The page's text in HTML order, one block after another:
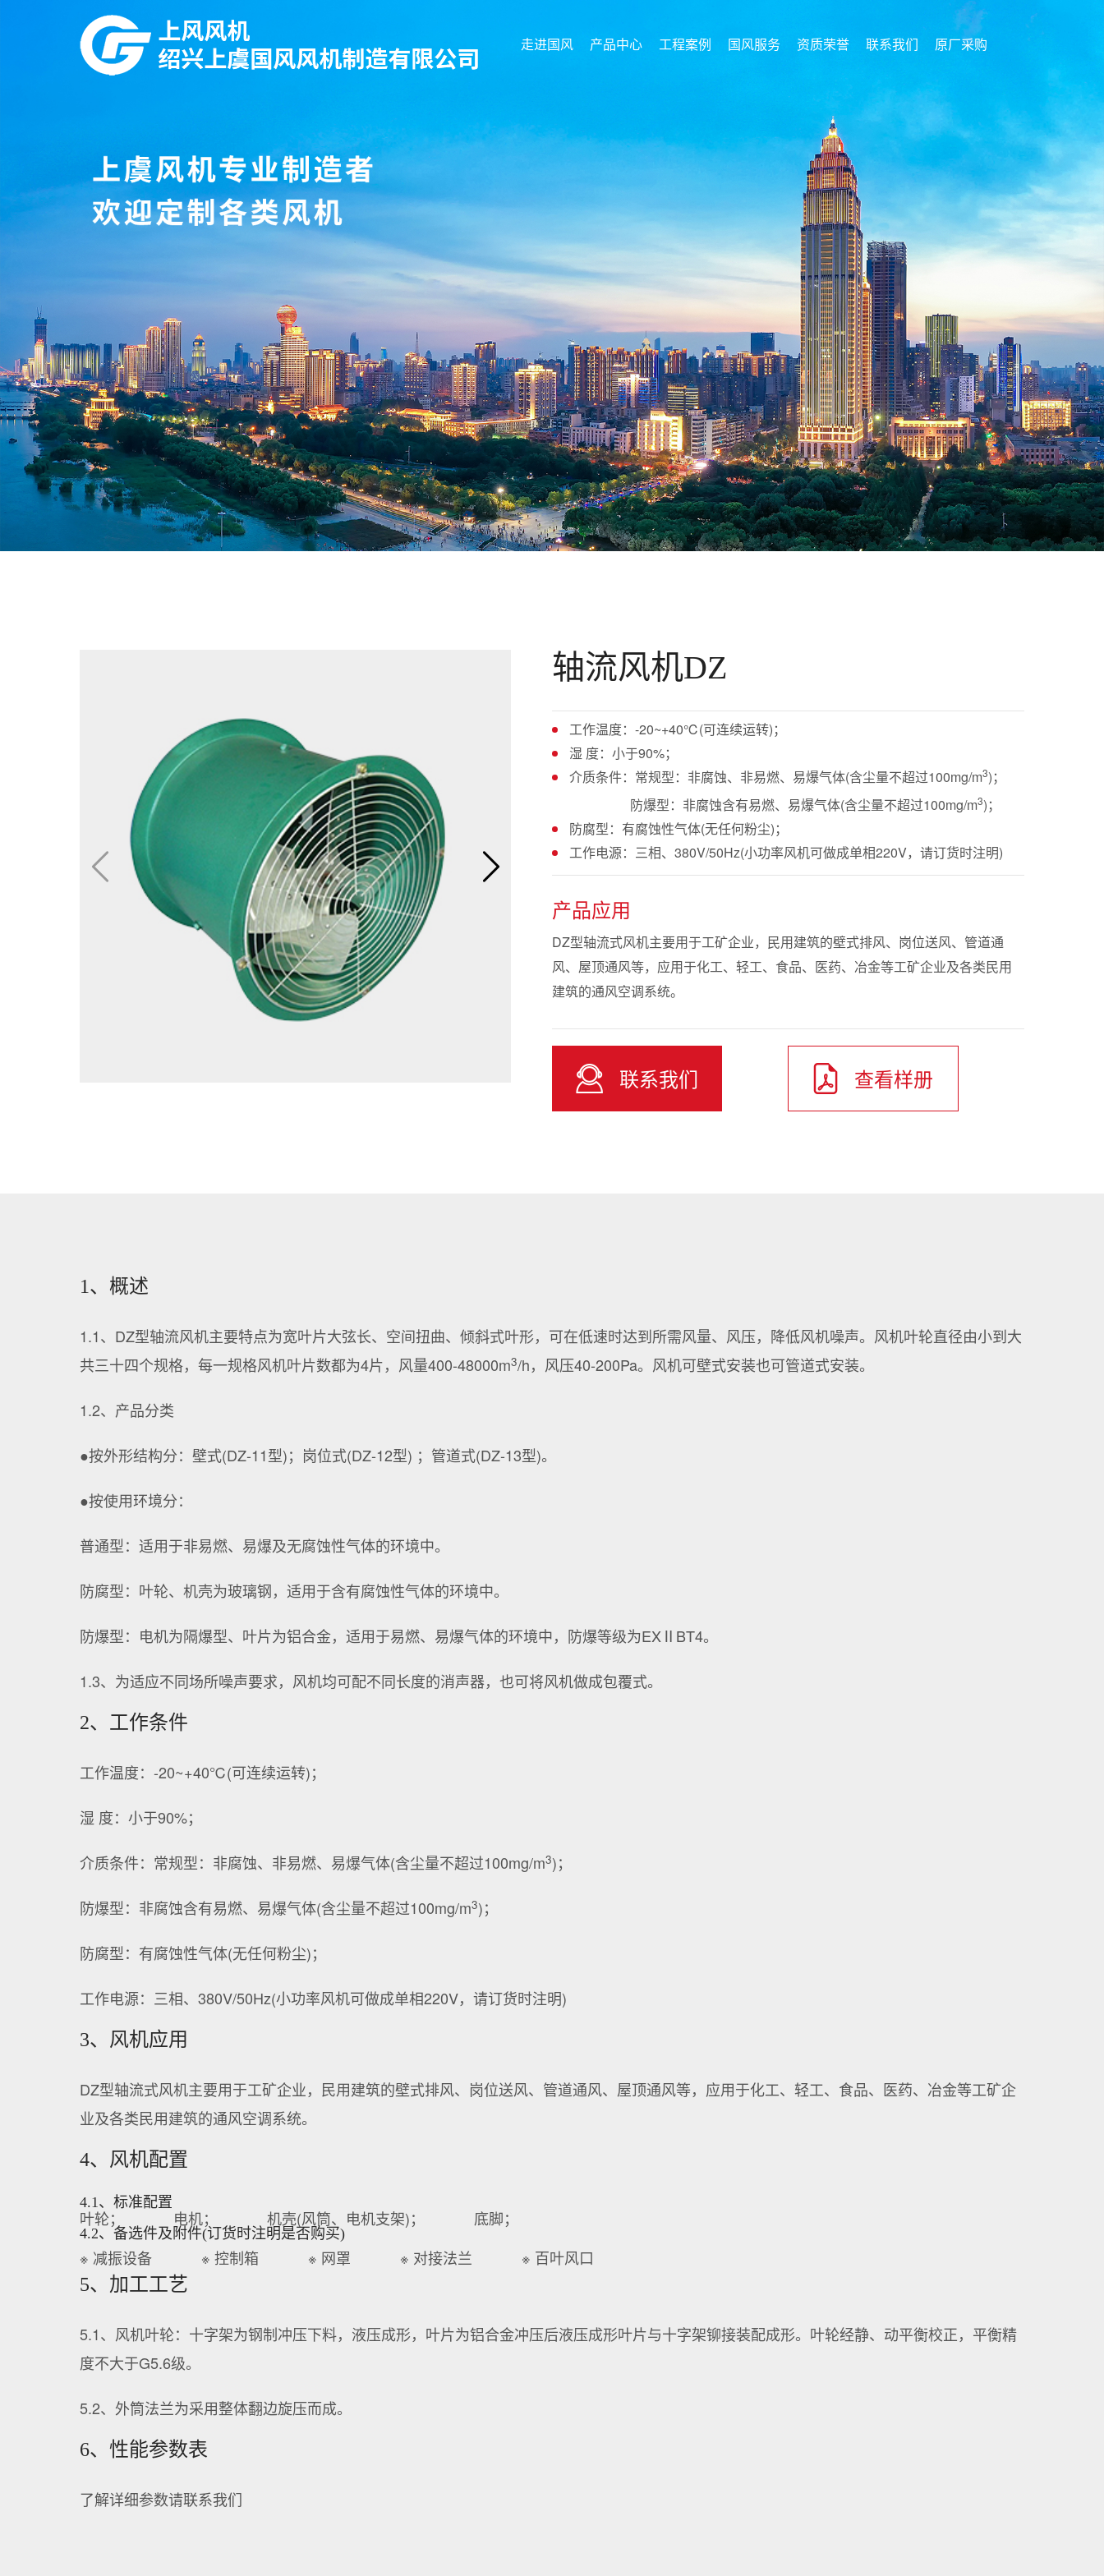
走进国风 产品中心 工程案例 国风服务 资质荣誉 联系我们 原厂采购
轴流风机DZ
工作温度：-20~+40℃(可连续运转)；
湿 度：小于90%；
介质条件：常规型：非腐蚀、非易燃、易爆气体(含尘量不超过100mg/m3)；
防爆型：非腐蚀含有易燃、易爆气体(含尘量不超过100mg/m3)；
防腐型：有腐蚀性气体(无任何粉尘)；
工作电源：三相、380V/50Hz(小功率风机可做成单相220V，请订货时注明)
产品应用
DZ型轴流式风机主要用于工矿企业，民用建筑的壁式排风、岗位送风、管道通
风、屋顶通风等，应用于化工、轻工、食品、医药、冶金等工矿企业及各类民用
建筑的通风空调系统。
联系我们 查看样册
1、概述
1.1、DZ型轴流风机主要特点为宽叶片大弦长、空间扭曲、倾斜式叶形，可在低速时达到所需风量、风压，降低风机噪声。风机叶轮直径由小到大
共三十四个规格，每一规格风机叶片数都为4片，风量400-48000m3/h，风压40-200Pa。风机可壁式安装也可管道式安装。
1.2、产品分类
●按外形结构分：壁式(DZ-11型)；岗位式(DZ-12型) ；管道式(DZ-13型)。
●按使用环境分：
普通型：适用于非易燃、易爆及无腐蚀性气体的环境中。
防腐型：叶轮、机壳为玻璃钢，适用于含有腐蚀性气体的环境中。
防爆型：电机为隔爆型、叶片为铝合金，适用于易燃、易爆气体的环境中，防爆等级为EXⅡBT4。
1.3、为适应不同场所噪声要求，风机均可配不同长度的消声器，也可将风机做成包覆式。
2、工作条件
工作温度：-20~+40℃(可连续运转)；
湿 度：小于90%；
介质条件：常规型：非腐蚀、非易燃、易爆气体(含尘量不超过100mg/m3)；
防爆型：非腐蚀含有易燃、易爆气体(含尘量不超过100mg/m3)；
防腐型：有腐蚀性气体(无任何粉尘)；
工作电源：三相、380V/50Hz(小功率风机可做成单相220V，请订货时注明)
3、风机应用
DZ型轴流式风机主要用于工矿企业，民用建筑的壁式排风、岗位送风、管道通风、屋顶通风等，应用于化工、轻工、食品、医药、冶金等工矿企
业及各类民用建筑的通风空调系统。
4、风机配置
4.1、标准配置
叶轮； 电机； 机壳(风筒、电机支架)； 底脚；
4.2、备选件及附件(订货时注明是否购买)
※ 减振设备 ※ 控制箱 ※ 网罩 ※ 对接法兰
※ 百叶风口
5、加工工艺
5.1、风机叶轮：十字架为钢制冲压下料，液压成形，叶片为铝合金冲压后液压成形叶片与十字架铆接装配成形。叶轮经静、动平衡校正，平衡精
度不大于G5.6级。
5.2、外筒法兰为采用整体翻边旋压而成。
6、性能参数表
了解详细参数请联系我们